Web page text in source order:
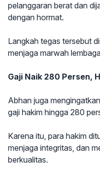
pelanggaran berat dan
dengan hormat.
Langkah tegas tersebut
menjaga marwah
Gaji Naik 280 Persen,
Abhan juga
gaji hakim hingga 280
Karena itu, para hakim
menjaga integritas, dan
berkualitas.